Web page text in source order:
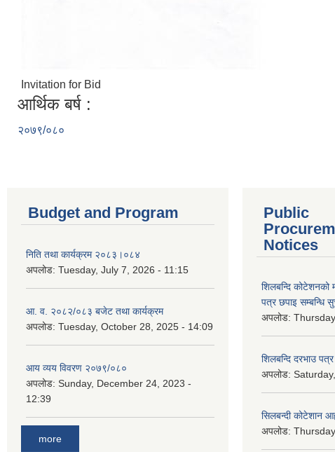
Invitation for Bid
आर्थिक बर्ष :
२०७९/०८०
Budget and Program
निति तथा कार्यक्रम २०८३।०८४
अपलोड: Tuesday, July 7, 2026 - 11:15
आ. व. २०८२/०८३ बजेट तथा कार्यक्रम
अपलोड: Tuesday, October 28, 2025 - 14:09
आय व्यय विवरण २०७९/०८०
अपलोड: Sunday, December 24, 2023 -
12:39
more
Public
Notices
शिलबन्दि कोटेशनको
पत्र छपाइ सम्बन्धि
अपलोड:
शिलबन्दि दरभाउ
अपलोड:
सिलबन्दी कोटेशान
अपलोड: